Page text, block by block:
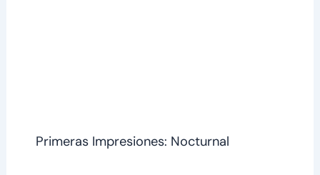
Primeras Impresiones: Nocturnal